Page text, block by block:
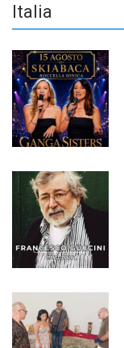
Italia